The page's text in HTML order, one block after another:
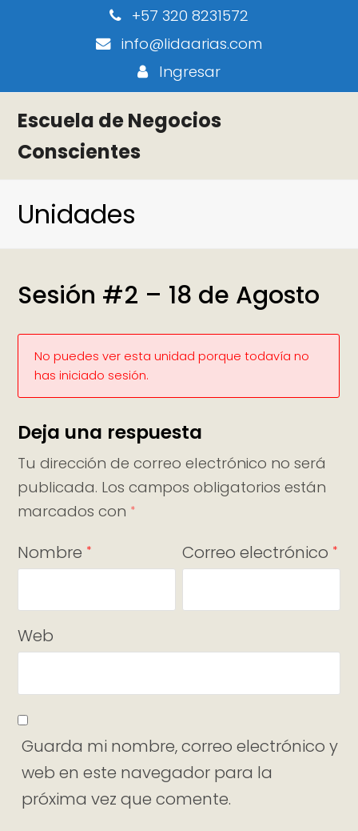
+57 320 8231572
info@lidaarias.com
Ingresar
Escuela de Negocios
Conscientes
Unidades
Sesión #2 – 18 de Agosto
No puedes ver esta unidad porque todavía no
has iniciado sesión.
Deja una respuesta
Tu dirección de correo electrónico no será
publicada. Los campos obligatorios están
marcados con *
Nombre * Correo electrónico *
Web
Guarda mi nombre, correo electrónico y
web en este navegador para la
próxima vez que comente.